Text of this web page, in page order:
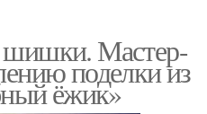
шишки. Мастер-
поделки из
ёжик»